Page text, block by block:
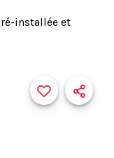
installée et